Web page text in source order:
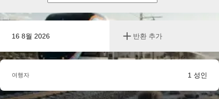
16 8월 2026 반환 추가
여행자 1 성인